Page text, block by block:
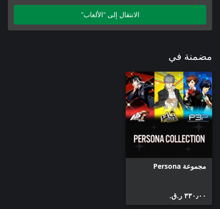
الانتقال إلى "الألعاب"
مضمنة في
مجموعة Persona
٣٣٠٫٠٠ ر.ق.‏